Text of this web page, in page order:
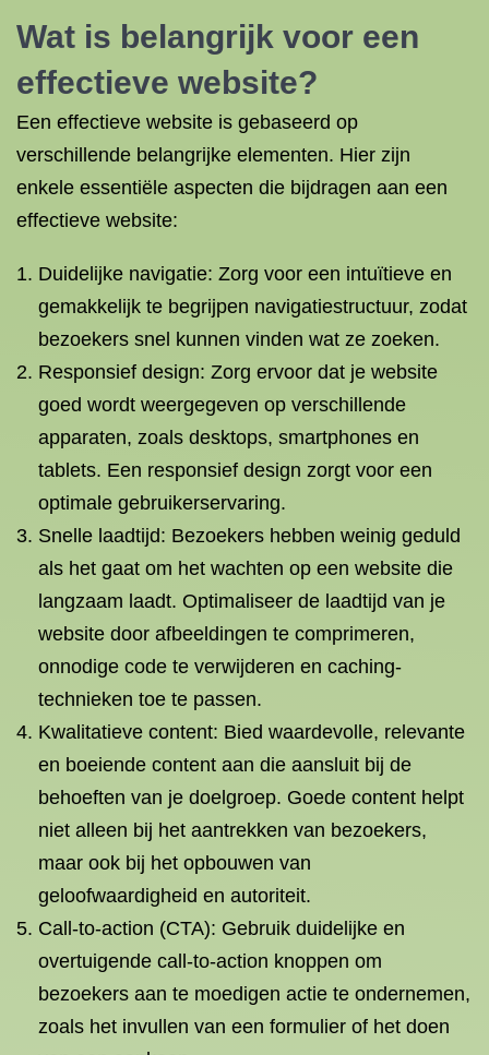
Wat is belangrijk voor een
effectieve website?
Een effectieve website is gebaseerd op
verschillende belangrijke elementen. Hier zijn
enkele essentiële aspecten die bijdragen aan een
effectieve website:
Duidelijke navigatie: Zorg voor een intuïtieve en
gemakkelijk te begrijpen navigatiestructuur, zodat
bezoekers snel kunnen vinden wat ze zoeken.
Responsief design: Zorg ervoor dat je website
goed wordt weergegeven op verschillende
apparaten, zoals desktops, smartphones en
tablets. Een responsief design zorgt voor een
optimale gebruikerservaring.
Snelle laadtijd: Bezoekers hebben weinig geduld
als het gaat om het wachten op een website die
langzaam laadt. Optimaliseer de laadtijd van je
website door afbeeldingen te comprimeren,
onnodige code te verwijderen en caching-
technieken toe te passen.
Kwalitatieve content: Bied waardevolle, relevante
en boeiende content aan die aansluit bij de
behoeften van je doelgroep. Goede content helpt
niet alleen bij het aantrekken van bezoekers,
maar ook bij het opbouwen van
geloofwaardigheid en autoriteit.
Call-to-action (CTA): Gebruik duidelijke en
overtuigende call-to-action knoppen om
bezoekers aan te moedigen actie te ondernemen,
zoals het invullen van een formulier of het doen